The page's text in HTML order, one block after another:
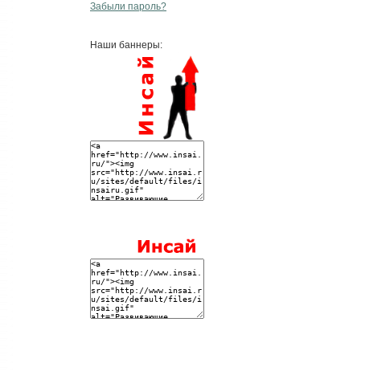
Забыли пароль?
Наши баннеры: